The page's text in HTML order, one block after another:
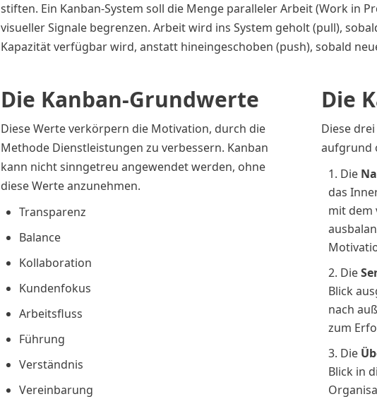
stiften. Ein Kanban-System soll die Menge paralleler Arbeit (Work in
visueller Signale begrenzen. Arbeit wird ins System geholt (pull),
Kapazität verfügbar wird, anstatt hineingeschoben (push), sobald
Die Kanban-Grundwerte
Diese Werte verkörpern die Motivation, durch die
Methode Dienstleistungen zu verbessern. Kanban
kann nicht sinngetreu angewendet werden, ohne
diese Werte anzunehmen.
Transparenz
Balance
Kollaboration
Kundenfokus
Arbeitsfluss
Führung
Verständnis
Vereinbarung
Die
Diese
aufgrund
Die
das
mit dem
Die
Blick
nach
zum
Die
Blick in